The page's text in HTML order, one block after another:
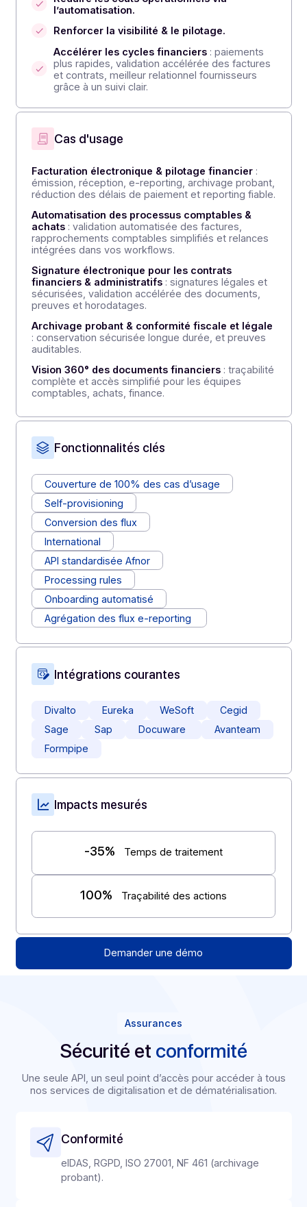
Sécuriser la conformité: réforme 2026, e-
Améliorer la maîtrise de la trésorerie grâce
à une donnée synchronisée.
l’automatisation.
Renforcer la visibilité & le pilotage.
plus rapides, validation accélérée des factures
et contrats, meilleur relationnel fournisseurs
grâce à un suivi clair.
Cas d'usage
Facturation électronique & pilotage financier
émission, réception, e-reporting, archivage probant,
réduction des délais de paiement et reporting fiable.
Automatisation des processus comptables &
achats: validation automatisée des factures,
rapprochements comptables simplifiés et relances
intégrées dans vos workflows.
financiers & administratifs: signatures légales et
preuves et horodatages.
: conservation sécurisée longue durée, et preuves
auditables.
Vision 360° des documents financiers
complète et accès simplifié pour les équipes
comptables, achats, finance.
Fonctionnalités clés
Couverture de 100% des cas d’usage
Self-provisioning
Conversion des flux
International
API standardisée Afnor
Processing rules
Agrégation des flux e-reporting
Intégrations courantes
Divalto Eureka WeSoft
Sage
Sap Docuware
Avanteam
Formpipe
-35% Temps de traitement
100%
Demander une démo